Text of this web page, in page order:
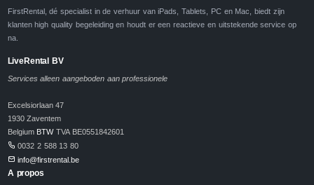
FirstRental, dé specialist in de verhuur van iPads, Tablets, PC en Mac, biedt zijn
klanten high quality begeleiding en houdt er een reactieve en uitstekende service op
na.
LiveRental BV
Services alleen aangeboden aan professionele
Excelsiorlaan 47
1930 Zaventem
Belgium BTWTVA BE0551842601
0032 2 588 13 80
info@firstrental.be
A propos